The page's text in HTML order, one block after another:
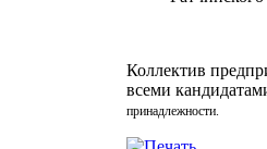
Коллектив
всеми
принадлежности.